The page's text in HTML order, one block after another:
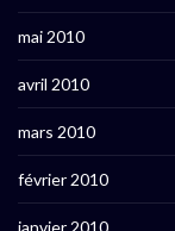
mai 2010
avril 2010
mars 2010
février 2010